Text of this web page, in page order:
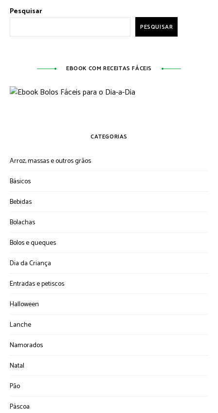
Pesquisar
PESQUISAR
EBOOK COM RECEITAS FÁCEIS
CATEGORIAS
Arroz, massas e outros grãos
Básicos
Bebidas
Bolachas
Bolos e queques
Dia da Criança
Entradas e petiscos
Halloween
Lanche
Namorados
Natal
Pão
Páscoa